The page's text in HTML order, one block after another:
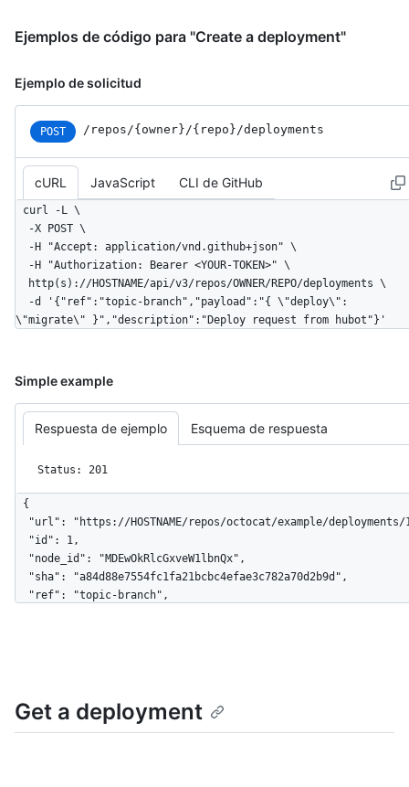
Ejemplos de código para "Create a deployment"
Ejemplo de solicitud
POST /repos /{owner} /{repo} /deployments
cURL JavaScript CLI de GitHub
curl -L \
\"migrate\" }","description":"Deploy request from hubot"}'
Simple example
Respuesta de ejemplo Esquema de respuesta
Status: 201
{
  "creator": {
    "login": "octocat",
Get a deployment